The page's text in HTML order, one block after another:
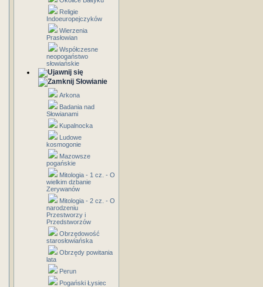
Religie
Indoeuropejczyków
Wierzenia
Prasłowian
Współczesne
neopogaństwo
słowiańskie
Słowianie
Arkona
Badania nad
Słowianami
Kupalnocka
Ludowe
kosmogonie
Mazowsze
pogańskie
Mitologia - 1 cz. - O
wielkim dzbanie
Zerywanów
Mitologia - 2 cz. - O
narodzeniu
Przestworzy i
Przedstworzów
Obrzędowość
starosłowiańska
Obrzędy powitania
lata
Perun
Pogański Łysiec